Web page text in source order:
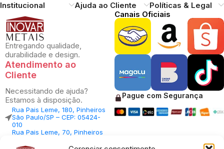
Institucional Ajuda ao Cliente Políticas & Legal
Entregando qualidade,
durabilidade e design.
Atendimento ao
Cliente
Necessitando de ajuda?
Estamos à disposição.
Rua Pais Leme, 180, Pinheiros
São Paulo/SP – CEP: 05424-
010
Rua Pais Leme, 70, Pinheiros
010
Canais Oficiais
Pague com Segurança